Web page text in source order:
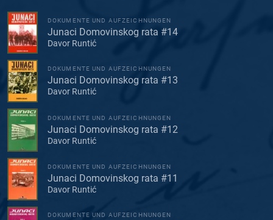
DOKUMENTE UND AUFZEICHNUNGEN
Junaci Domovinskog rata #14
Davor Runtić
DOKUMENTE UND AUFZEICHNUNGEN
Junaci Domovinskog rata #13
Davor Runtić
DOKUMENTE UND AUFZEICHNUNGEN
Junaci Domovinskog rata #12
Davor Runtić
DOKUMENTE UND AUFZEICHNUNGEN
Junaci Domovinskog rata #11
Davor Runtić
DOKUMENTE UND AUFZEICHNUNGEN